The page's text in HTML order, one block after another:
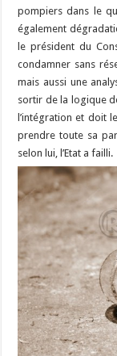
pompiers dans le
également
le président du
condamner sans
mais aussi une
sortir de la logique
l’intégration et doit
prendre toute sa
selon lui, l’Etat a failli.